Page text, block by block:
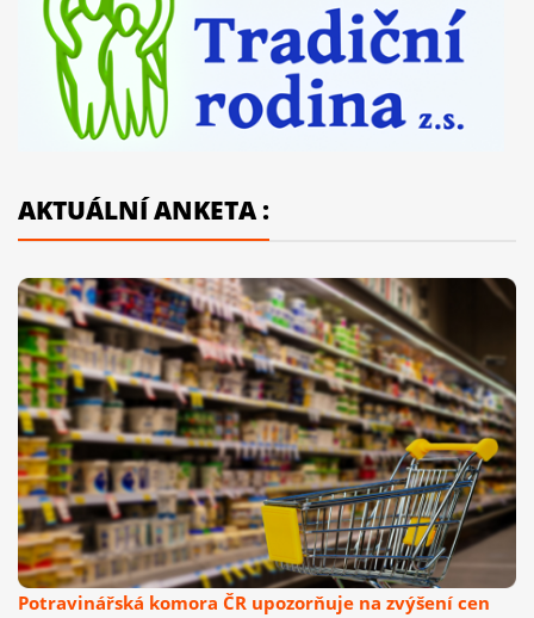
AKTUÁLNÍ ANKETA :
Potravinářská komora ČR upozorňuje na zvýšení cen